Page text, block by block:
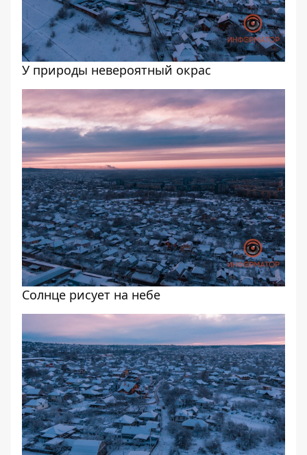
У природы невероятный окрас
Солнце рисует на небе